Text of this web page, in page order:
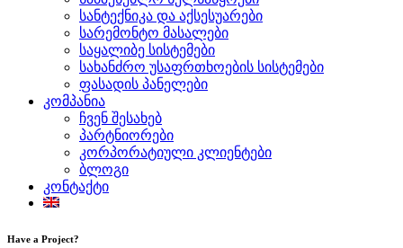
სანტექნიკა და აქსესუარები
სარემონტო მასალები
საყალიბე სისტემები
სახანძრო უსაფრთხოების სისტემები
ფასადის პანელები
კომპანია
ჩვენ შესახებ
პარტნიორები
კორპორატიული კლიენტები
ბლოგი
კონტაქტი
Have a Project?